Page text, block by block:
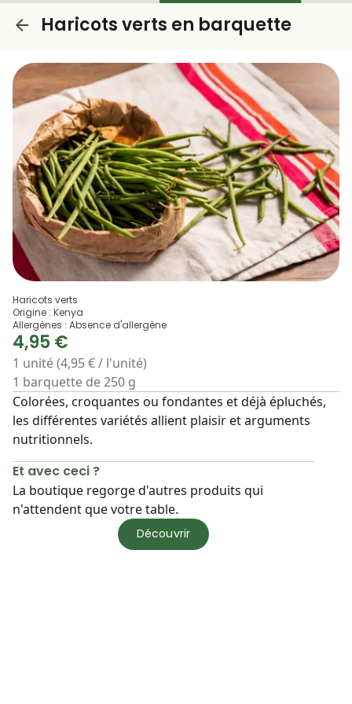
Haricots verts en barquette
Haricots verts
Origine : Kenya
Allergènes : Absence d'allergène
4,95 €
1 unité (4,95 € / l'unité)
1 barquette de 250 g
Colorées, croquantes ou fondantes et déjà épluchés,
les différentes variétés allient plaisir et arguments
nutritionnels.
Et avec ceci ?
La boutique regorge d'autres produits qui
n'attendent que votre table.
Découvrir